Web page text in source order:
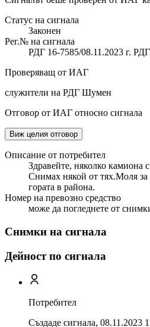
Статус на сигнала
Законен
Рег.№ на сигнала
РДГ 16-7585/08.11.2023 г.
Проверяващ от ИАГ
служители на РДГ Шумен
Отговор от ИАГ относно сигнала
Виж целия отговор
Описание от потребител
Здравейте, няколко камиона
Снимах някой от тях.Моля
гората в района.
Номер на превозно средство
може да погледнете от
Снимки на сигнала
Дейност по сигнала
Потребител
Създаде сигнала, 08.11.2023